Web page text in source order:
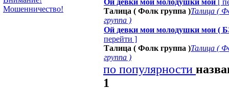
Мошенничество!
Талица ( Фолк группа )Талица (
группа )
Ой девки мои молодушки мои (
перейти ]
Талица ( Фолк группа )Талица (
группа )
по популярности
1